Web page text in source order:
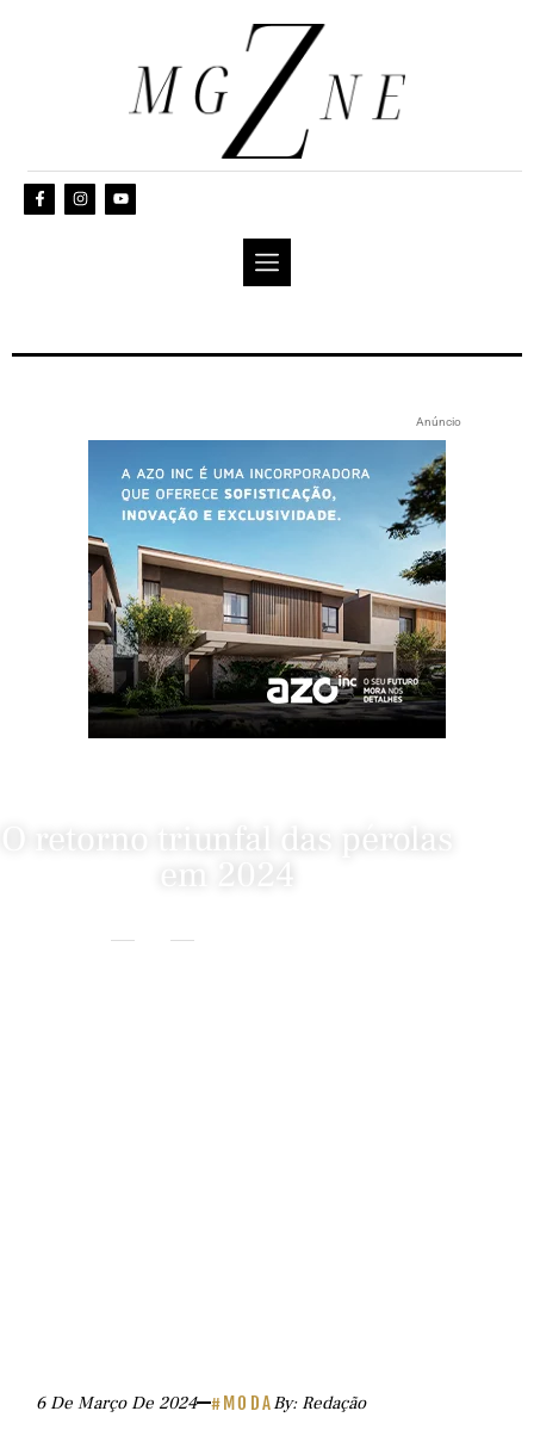
Anúncio
O retorno triunfal das pérolas
em 2024
Moda O Retorno Triunfal Das Pérolas Em 2024
6 De Março De 2024 #MODABy: Redação